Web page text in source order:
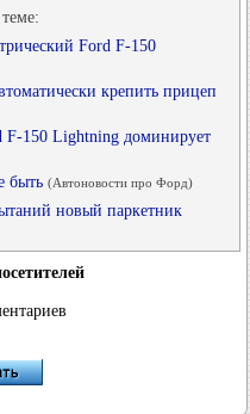
Ford F-150
крепить прицеп
F-150 Lightning доминирует
быть (Автоновости про Форд)
новый паркетник